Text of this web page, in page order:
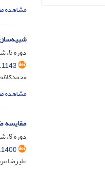
مشاهده
دوره 5، شماره 1، شهریور 1398، صفحه
مشاهده
مقایسه
دوره 9، شماره 1، خرداد 1402، صفحه
علیرضا